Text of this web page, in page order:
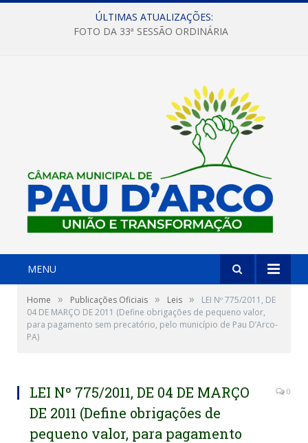
ÚLTIMAS ATUALIZAÇÕES:
FOTO DA 33ª SESSÃO ORDINÁRIA
MENU
Home » Publicações Oficiais » Leis »
LEI Nº 775/2011, DE
04 DE MARÇO DE 2011 (Define obrigações de pequeno valor,
para pagamento sem precatório, pelo município de Pau D’Arco-
PA)
LEI Nº 775/2011, DE 04 DE MARÇO
DE 2011 (Define obrigações de
pequeno valor, para pagamento
0